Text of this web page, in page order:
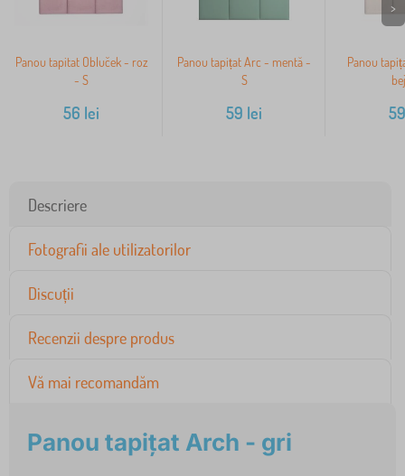
Panou tapitat Obluček - roz
- S
56 lei
Panou tapițat Arc - mentă -
S
59 lei
Panou
59
>
Descriere
Fotografii ale utilizatorilor
Discuții
Recenzii despre produs
Vă mai recomandăm
Panou tapițat Arch - gri